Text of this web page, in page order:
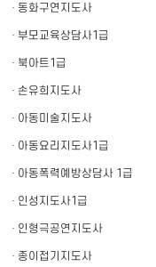
· 동화구연지도사
· 부모교육상담사1급
· 북아트1급
· 손유희지도사
· 아동미술지도사
· 아동요리지도사1급
· 아동폭력예방상담사 1급
· 인성지도사1급
· 인형극공연지도사
· 종이접기지도사